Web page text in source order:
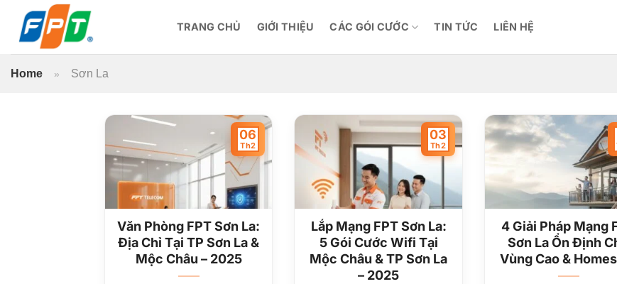
TRANG CHỦ GIỚI THIỆU CÁC GÓI CƯỚC TIN TỨC LIÊN HỆ
Home » Sơn La
Văn Phòng FPT Sơn La:
Địa Chỉ Tại TP Sơn La &
Mộc Châu – 2025
06
Th2
Lắp Mạng FPT Sơn La:
5 Gói Cước Wifi Tại
Mộc Châu & TP Sơn La
– 2025
03
Th2
4 Giải Pháp Mạng
Sơn La Ổn Định
Vùng Cao &